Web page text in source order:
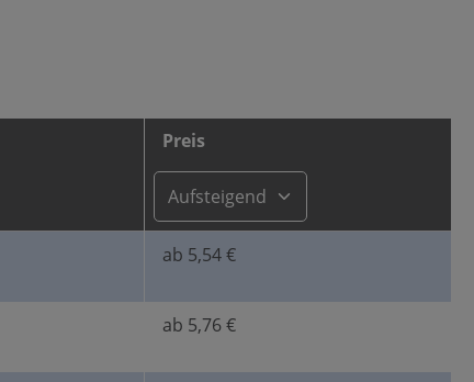
Preis
ab 5,54 €
ab 5,76 €